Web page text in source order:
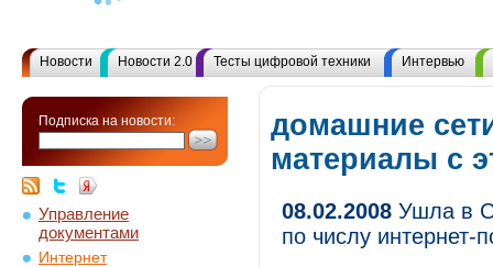
Новости Новости 2.0 Тесты цифровой техники Интервью
Подписка на новости:
Управление
документами
Интернет
домашние
материалы с
08.02.2008 Ушла в
по числу интернет-